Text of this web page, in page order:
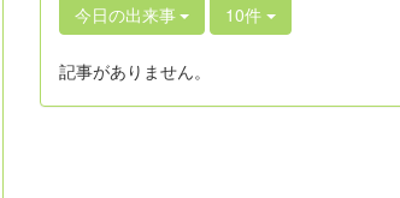
今日の出来事 10件
記事がありません。